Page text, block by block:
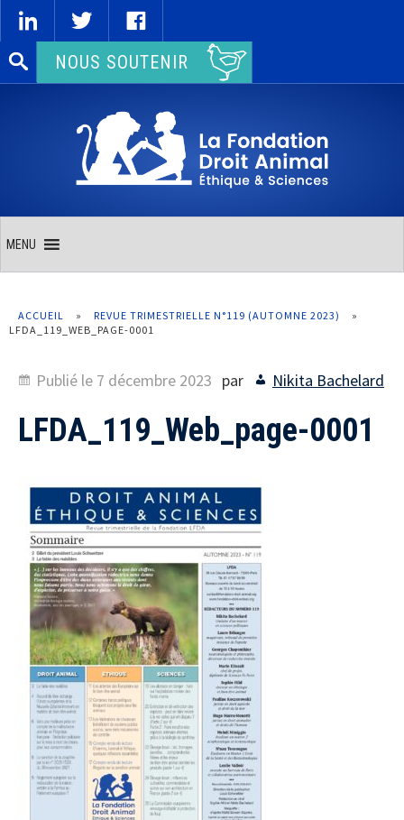
Rechercher :NOUS SOUTENIR
MENU
ACCUEIL » REVUE TRIMESTRIELLE N°119 (AUTOMNE 2023)
»
LFDA_119_WEB_PAGE-0001
Publié le 7 décembre 2023 par Nikita Bachelard
LFDA_119_Web_page-0001